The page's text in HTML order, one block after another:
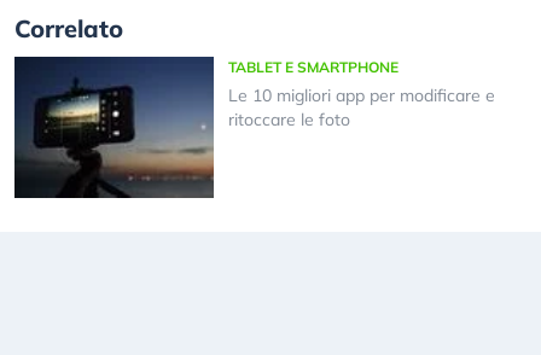
Correlato
TABLET E SMARTPHONE
Le 10 migliori app per modificare e
ritoccare le foto